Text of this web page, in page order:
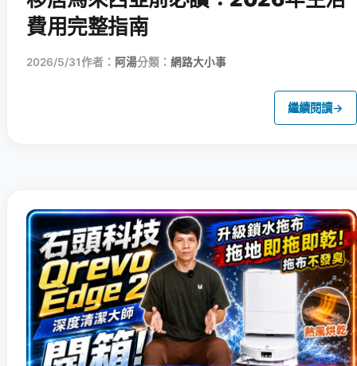
費用完整指南
2026/5/31作者： 阿湯分類： 網路大小事
繼續閱讀→